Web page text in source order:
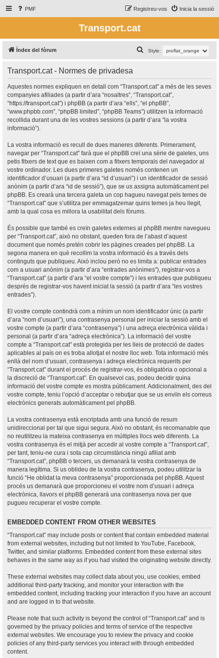
PMF Inicia la sessió
Registreu-vos
Transport.cat
Índex del fòrum Style:
e
c
a
Transport.cat - Normes de privadesa
Aquestes normes expliquen en detall com “Transport.cat” a més de les seves
companyies afiliades (a partir d’ara “nosaltres”, “Transport.cat”,
“https://transport.cat”) i phpBB (a partir d’ara “ells”, “el phpBB”,
“www.phpbb.com”, “phpBB limited”, “phpBB Teams”) utilitzen la informació
recollida durant una de les vostres sessions (a partir d’ara “la vostra
informació”).
La vostra informació es recull de dues maneres diferents. Primerament,
navegar per “Transport.cat” farà que el phpBB creï una sèrie de galetes, uns
petis fitxers de text que es baixen com a fitxers temporals del navegador al
vostre ordinador. Les dues primeres galetes només contenen un
identificador d’usuari (a partir d’ara “id d’usuari”) i un identificador de sessió
anònim (a partir d’ara “id de sessió”), que se us assigna automàticament pel
phpBB. Es crearà una tercera galeta un cop hagueu navegat pels temes de
“Transport.cat” que s’utilitza per emmagatzemar quins temes ja heu llegit,
amb la qual cosa es millora la usabilitat dels fòrums.
És possible que també es creïn galetes externes al phpBB mentre navegueu
per “Transport.cat”, això no obstant, queden fora de l’abast d’aquest
document que només pretén cobrir les pàgines creades pel phpBB. La
segona manera en què recollim la vostra informació és a través dels
continguts que publiqueu. Això inclou però no es limita a: publicar entrades
com a usuari anònim (a partir d’ara “entrades anònimes”), registrar-vos a
“Transport.cat” (a partir d’ara “el vostre compte”) i les entrades que publiqueu
després de registrar-vos havent iniciat la sessió (a partir d’ara “les vostres
entrades”).
El vostre compte contindrà com a mínim un nom identificador únic (a partir
d’ara “nom d’usuari”), una contrasenya personal per iniciar la sessió amb el
vostre compte (a partir d’ara “contrasenya”) i una adreça electrònica vàlida i
personal (a partir d’ara “adreça electrònica”). La informació del vostre
compte a “Transport.cat” està protegida per les lleis de protecció de dades
aplicables al país on es troba allotjat el nostre lloc web. Tota informació més
enllà del nom d’usuari, contrasenya i adreça electrònica requerits per
“Transport.cat” durant el procés de registrar-vos, és obligatòria o opcional a
la discreció de “Transport.cat”. En qualsevol cas, podeu decidir quina
informació del vostre compte es mostra públicament. Addicionalment, des del
vostre compte, teniu l’opció d’acceptar o rebutjar que se us enviïn els correus
electrònics generats automàticament pel phpBB.
La vostra contrasenya està encriptada amb una funció de resum
unidireccional per tal que sigui segura. Això no obstant, és recomanable que
no reutilitzeu la mateixa contrasenya en múltiples llocs web diferents. La
vostra contrasenya és el mitjà per accedir al vostre compte a “Transport.cat”,
per tant, teniu-ne cura i sota cap circumstància ningú afiliat amb
“Transport.cat”, phpBB o tercers, us demanarà la vostra contrasenya de
manera legítima. Si us oblideu de la vostra contrasenya, podeu utilitzar la
funció “He oblidat la meva contrasenya” proporcionada pel phpBB. Aquest
procés us demanarà que proporcioneu el vostre nom d’usuari i adreça
electrònica, llavors el phpBB generarà una contrasenya nova per que
pugueu recuperar el vostre compte.
EMBEDDED CONTENT FROM OTHER WEBSITES
“Transport.cat” may include posts or content that contain embedded material
from external websites, including but not limited to YouTube, Facebook,
Twitter, and similar platforms. Embedded content from these external sites
behaves in the same way as if you had visited the originating website directly.
These external websites may collect data about you, use cookies, embed
additional third-party tracking, and monitor your interaction with the
embedded content, including tracking your interaction if you have an account
and are logged in to that website.
Please note that such activity is beyond the control of “Transport.cat” and is
governed by the privacy policies and terms of service of the respective
external websites. We encourage you to review the privacy and cookie
policies of any third-party services you interact with through embedded
content.